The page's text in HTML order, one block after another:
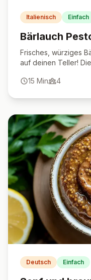
Italienisch Einfach
Bärlauch
Frisches, würziges
auf deinen Teller!
perfekt zu Pasta, als
15 Min 4
Deutsch Einfach